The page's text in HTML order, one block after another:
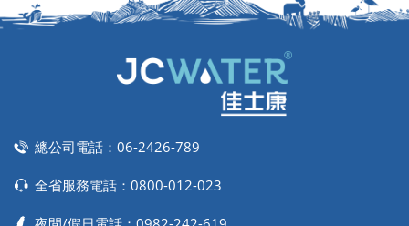
總公司電話：06-2426-789
全省服務電話：0800-012-023